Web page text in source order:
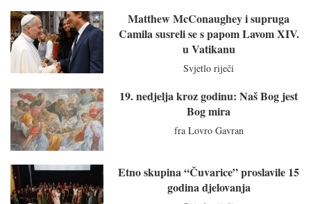
Matthew McConaughey i supruga
Camila susreli se s papom Lavom XIV.
u Vatikanu
Svjetlo riječi
19. nedjelja kroz godinu: Naš Bog jest
Bog mira
fra Lovro Gavran
Etno skupina “Čuvarice” proslavile 15
godina djelovanja